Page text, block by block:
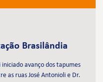
Brasilândia
avanço dos tapumes
as ruas José Antonioli e Dr.